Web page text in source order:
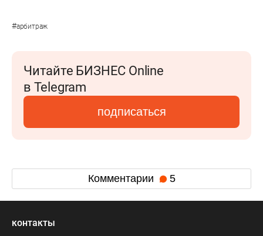
#арбитраж
Читайте БИЗНЕС Online
в Telegram
подписаться
Комментарии 5
контакты